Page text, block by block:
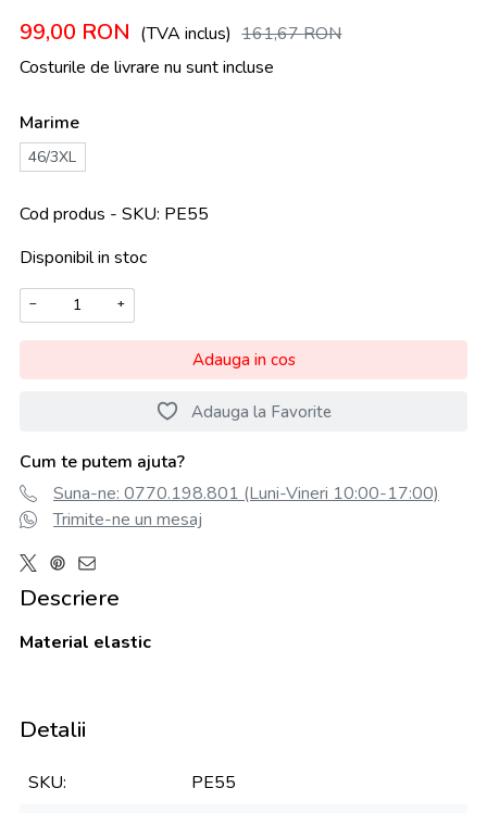
99,00 RON (TVA inclus) 161,67RON
Costurile de livrare nu sunt incluse
Marime
46/3XL
Cod produs - SKU PE55
Disponibil in stoc
− +
Adauga in cos
Adauga la Favorite
Cum te putem ajuta?
Suna-ne: 0770.198.801 (Luni-Vineri 10:00-17:00)
Trimite-ne un mesaj
Descriere
Material elastic
Detalii
SKU
PE55